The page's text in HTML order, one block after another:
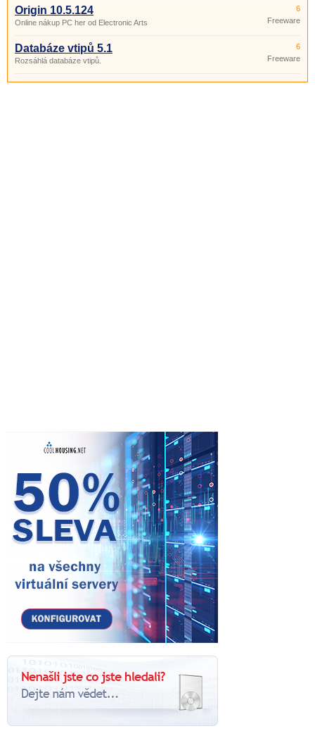
Origin 10.5.124
Online nákup PC her od Electronic Arts
6
Freeware
Databáze vtipů 5.1
Rozsáhlá databáze vtipů.
6
Freeware